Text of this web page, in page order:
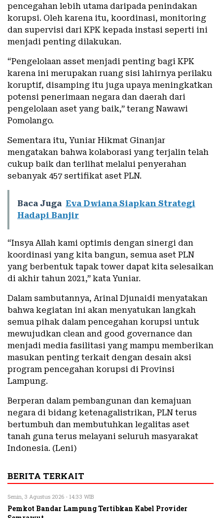
pencegahan lebih utama daripada penindakan
korupsi. Oleh karena itu, koordinasi, monitoring
dan supervisi dari KPK kepada instasi seperti ini
menjadi penting dilakukan.
“Pengelolaan asset menjadi penting bagi KPK
karena ini merupakan ruang sisi lahirnya perilaku
koruptif, disamping itu juga upaya meningkatkan
potensi penerimaan negara dan daerah dari
pengelolaan aset yang baik,” terang Nawawi
Pomolango.
Sementara itu, Yuniar Hikmat Ginanjar
mengatakan bahwa kolaborasi yang terjalin telah
cukup baik dan terlihat melalui penyerahan
sebanyak 457 sertifikat aset PLN.
Baca Juga Eva Dwiana Siapkan Strategi
Hadapi Banjir
“Insya Allah kami optimis dengan sinergi dan
koordinasi yang kita bangun, semua aset PLN
yang berbentuk tapak tower dapat kita selesaikan
di akhir tahun 2021,” kata Yuniar.
Dalam sambutannya, Arinal Djunaidi menyatakan
bahwa kegiatan ini akan menyatukan langkah
semua pihak dalam pencegahan korupsi untuk
mewujudkan clean and good governance dan
menjadi media fasilitasi yang mampu memberikan
masukan penting terkait dengan desain aksi
program pencegahan korupsi di Provinsi
Lampung.
Berperan dalam pembangunan dan kemajuan
negara di bidang ketenagalistrikan, PLN terus
bertumbuh dan membutuhkan legalitas aset
tanah guna terus melayani seluruh masyarakat
Indonesia. (Leni)
BERITA TERKAIT
Senin, 3 Agustus 2026 - 14:33 WIB
Pemkot Bandar Lampung Tertibkan Kabel Provider